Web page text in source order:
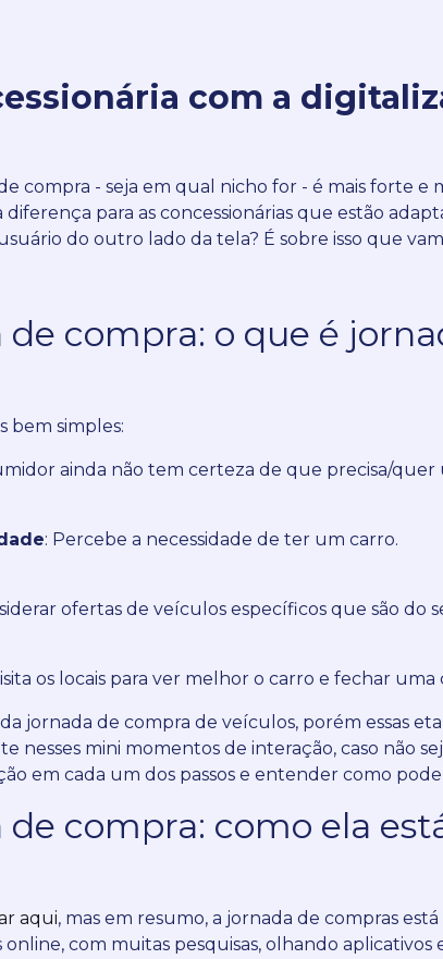
com a
compra - seja em qual nicho for - é mais forte e
para as concessionárias que estão
do outro lado da tela? É sobre isso que
compra: o que é
bem simples:
ainda não tem certeza de que precisa/quer
: Percebe a necessidade de ter um carro.
ofertas de veículos específicos que são do
os locais para ver melhor o carro e fechar uma
jornada de compra de veículos, porém essas
nesses mini momentos de interação, caso não
em cada um dos passos e entender como
compra: como ela
aqui, mas em resumo, a jornada de compras
com muitas pesquisas, olhando aplicativos